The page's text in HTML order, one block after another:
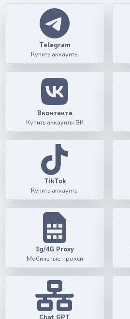
Telegram
Купить аккаунты
Вконтакте
Купить аккаунты ВК
TikTok
Купить аккаунты
3g/4G Proxy
Мобильные прокси